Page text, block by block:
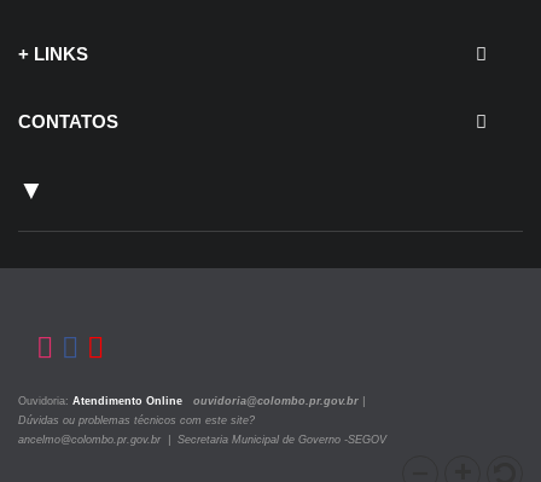
+ LINKS
CONTATOS
▼
Ouvidoria: Atendimento Online ouvidoria@colombo.pr.gov.br
Dúvidas ou problemas técnicos com este site?
ancelmo@colombo.pr.gov.br | Secretaria Municipal de Governo -SEGOV